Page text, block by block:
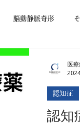
脳動静脈奇形
手術合併症
基本事項
認知
認知症
医